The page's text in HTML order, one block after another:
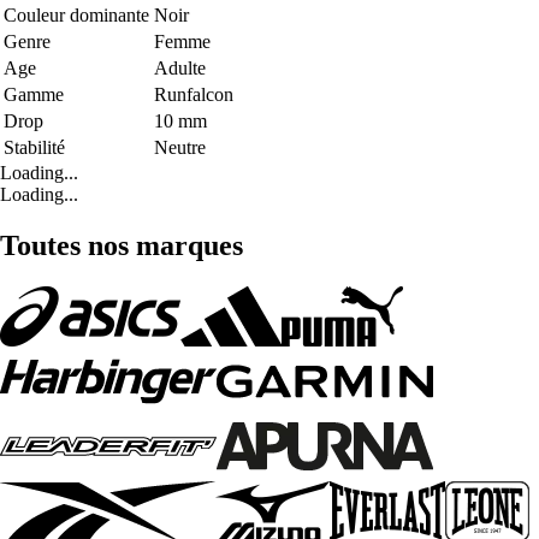
Couleur dominante Noir
Genre
Femme
Age
Adulte
Gamme
Runfalcon
Drop
10 mm
Stabilité
Neutre
Loading...
Loading...
Toutes nos marques